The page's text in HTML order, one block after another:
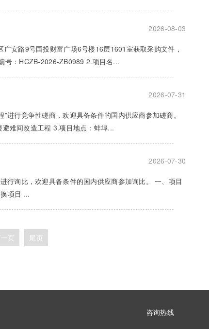
2026-08-03
安路9号国投财富广场6号楼16层1601室获取采购文件，
号：HCZB-2026-ZB0989 2.项目名...
2026-07-31
行竞争性磋商，欢迎具备条件的国内供应商参加磋商。
难间改造工程 3.项目地点：蚌埠...
2026-07-30
行询比，欢迎具备条件的国内供应商参加询比。 一、项目
项目 ...
一页 尾页
咨询热线